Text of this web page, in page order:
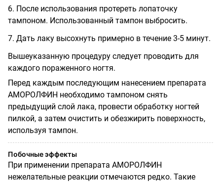
6. После использования протереть лопаточку
тампоном. Использованный тампон выбросить.
7. Дать лаку высохнуть примерно в течение 3-5 минут.
Вышеуказанную процедуру следует проводить для
каждого пораженного ногтя.
Перед каждым последующим нанесением препарата
АМОРОЛФИН необходимо тампоном снять
предыдущий слой лака, провести обработку ногтей
пилкой, а затем очистить и обезжирить поверхность,
используя тампон.
Побочные эффекты
При применении препарата АМОРОЛФИН
нежелательные реакции отмечаются редко. Такие